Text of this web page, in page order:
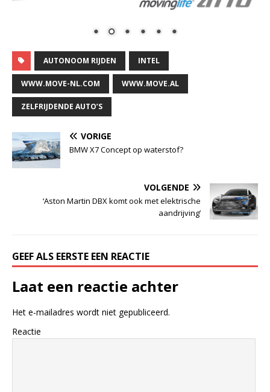
AUTONOOM RIJDEN INTEL
WWW.MOVE-NL.COM WWW.MOVE.AL
ZELFRIJDENDE AUTO’S
VORIGE
BMW X7 Concept op waterstof?
VOLGENDE
‘Aston Martin DBX komt ook met elektrische
aandrijving’
GEEF ALS EERSTE EEN REACTIE
Laat een reactie achter
Het e-mailadres wordt niet gepubliceerd.
Reactie